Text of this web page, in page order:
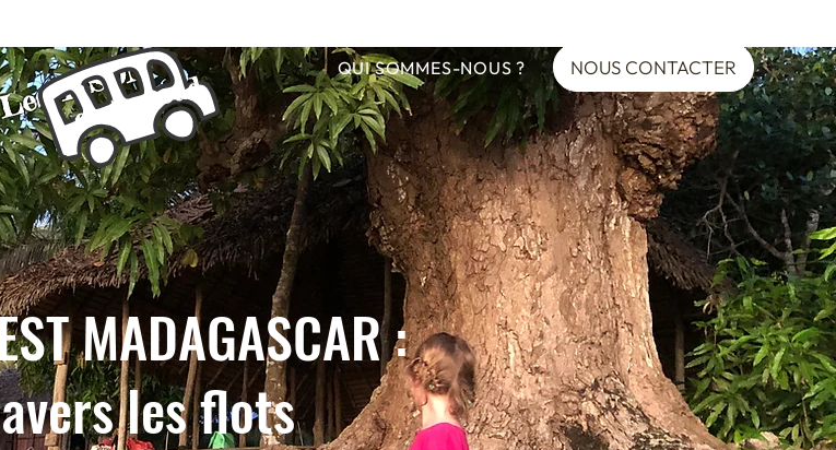
TISON
on the road
QUI SOMMES-NOUS ? NOUS CONTACTER
MADAGASCAR :
les flots